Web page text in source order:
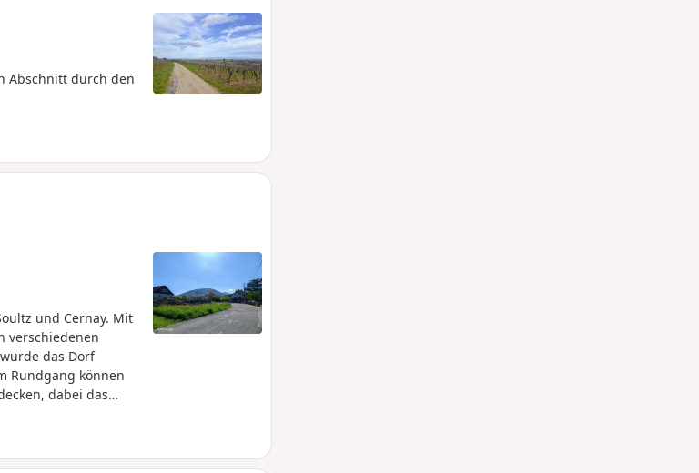
Abschnitt durch den
und Cernay. Mit
verschiedenen
das Dorf
Rundgang können
dabei das